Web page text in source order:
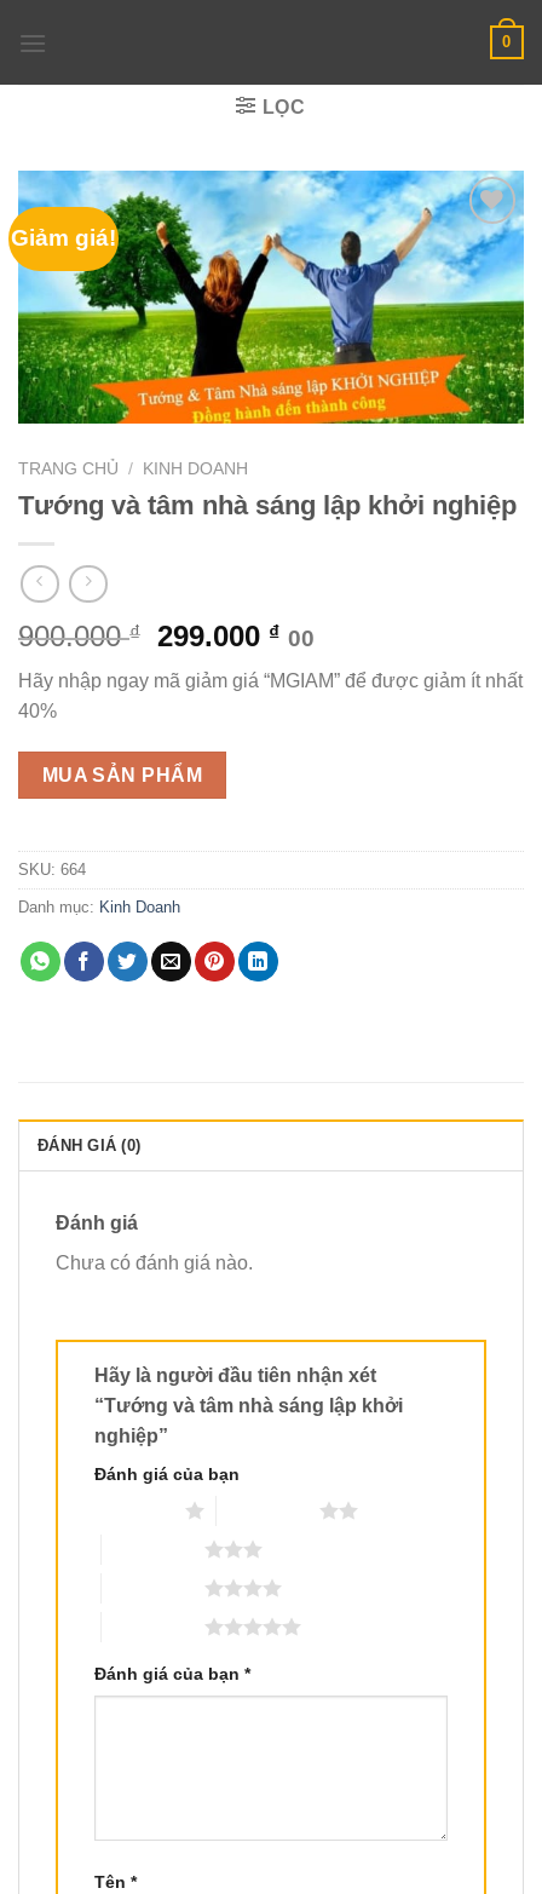
0
LỌC
Giảm giá!
TRANG CHỦ / KINH DOANH
Tướng và tâm nhà sáng lập khởi nghiệp
900.000₫
Giá
gốc
là:
299.000 ₫Giá
tại
00
Hãy nhập ngay mã giảm giá “MGIAM” để được giảm ít nhất
40%
MUA SẢN PHẨM
SKU: 664
Danh mục: Kinh Doanh
ĐÁNH GIÁ (0)
Đánh giá
Chưa có đánh giá nào.
Hãy là người đầu tiên nhận xét
“Tướng và tâm nhà sáng lập khởi
nghiệp”
Đánh giá của bạn
Đánh giá của bạn *
Tên *